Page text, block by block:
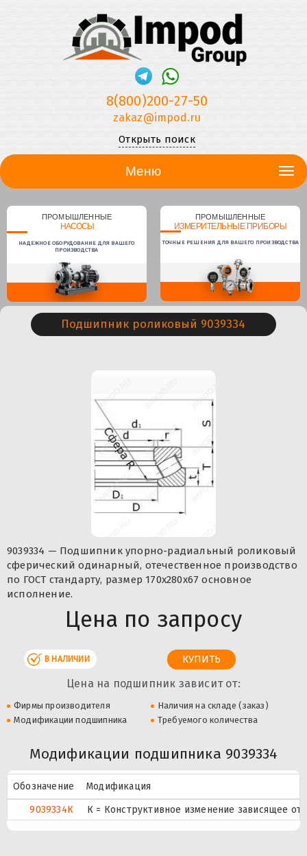
8(800)200-27-50
zakaz@impod.ru
Открыть поиск
Меню
ПРОМЫШЛЕННЫЕ
НАСОСЫ
НАДЕЖНОЕ ОБОРУДОВАНИЕ ДЛЯ ВАШЕГО
ПРОИЗВОДСТВА
ПРОМЫШЛЕННЫЕ
ИЗМЕРИТЕЛЬНЫЕ ПРИБОРЫ
ТОЧНЫЕ РЕШЕНИЯ ДЛЯ ВАШЕГО ПРОИЗВОДСТВА
Подшипник роликовый 9039334
9039334 — Подшипник упорно-радиальный роликовый
сферический одинарный, отечественное производство
по ГОСТ стандарту, размер 170x280x67 основное
исполнение.
Цена по запросу
В НАЛИЧИИ
Цена на подшипник зависит от:
Фирмы производителя
Наличия на складе (заказ)
Модификации подшипника
Требуемого количества
Модификации подшипника 9039334
Обозначение
Модификация
9039334К
К = Конструктивное изменение зависящее от